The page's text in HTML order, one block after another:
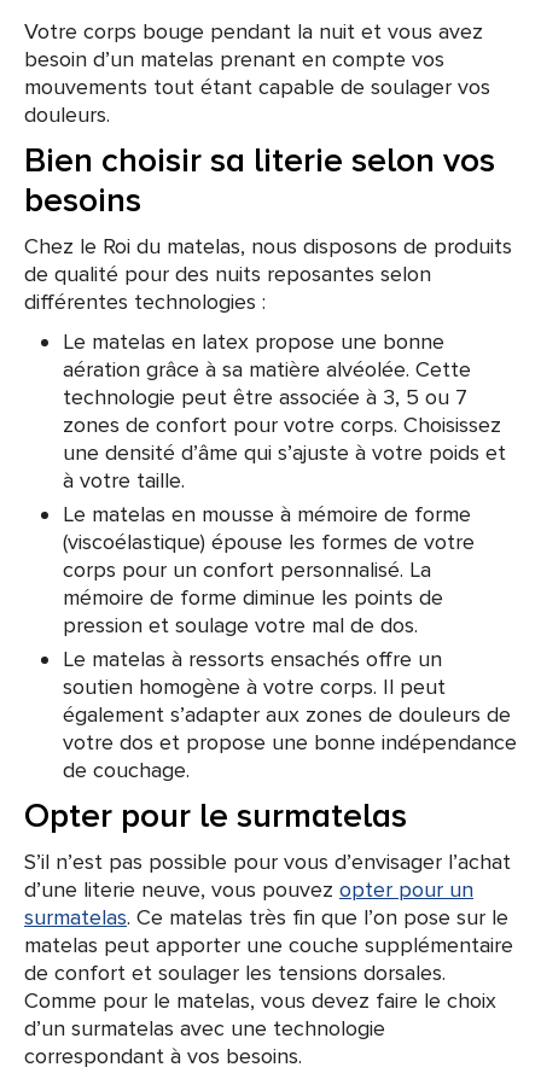
Votre corps bouge pendant la nuit et vous avez
besoin d’un matelas prenant en compte vos
mouvements tout étant capable de soulager vos
douleurs.
Bien choisir sa literie selon vos
besoins
Chez le Roi du matelas, nous disposons de produits
de qualité pour des nuits reposantes selon
différentes technologies :
Le matelas en latex propose une bonne
aération grâce à sa matière alvéolée. Cette
technologie peut être associée à 3, 5 ou 7
zones de confort pour votre corps. Choisissez
une densité d’âme qui s’ajuste à votre poids et
à votre taille.
Le matelas en mousse à mémoire de forme
(viscoélastique) épouse les formes de votre
corps pour un confort personnalisé. La
mémoire de forme diminue les points de
pression et soulage votre mal de dos.
Le matelas à ressorts ensachés offre un
soutien homogène à votre corps. Il peut
également s’adapter aux zones de douleurs de
votre dos et propose une bonne indépendance
de couchage.
Opter pour le surmatelas
S’il n’est pas possible pour vous d’envisager l’achat
d’une literie neuve, vous pouvez opter pour un
surmatelas. Ce matelas très fin que l’on pose sur le
matelas peut apporter une couche supplémentaire
de confort et soulager les tensions dorsales.
Comme pour le matelas, vous devez faire le choix
d’un surmatelas avec une technologie
correspondant à vos besoins.